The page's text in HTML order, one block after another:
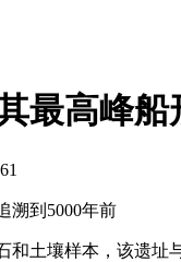
最高峰
溯到5000年前
土壤样本，该遗址